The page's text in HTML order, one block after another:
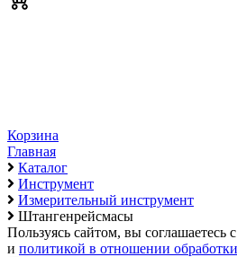
Корзина
Главная
Каталог
Инструмент
Измерительный инструмент
Штангенрейсмасы
Пользуясь сайтом, вы соглашаетесь
и политикой в отношении